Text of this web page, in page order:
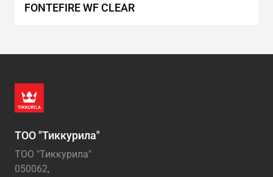
FONTEFIRE WF CLEAR
ТОО "Тиккурила"
ТОО "Тиккурила"
050062,